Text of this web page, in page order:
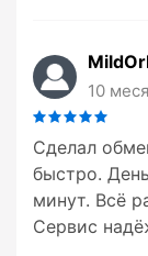
10
Сделал
быстро.
минут. Всё
Сервис